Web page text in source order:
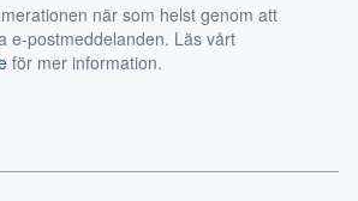
när som helst genom att
e-postmeddelanden. Läs vårt
för mer information.